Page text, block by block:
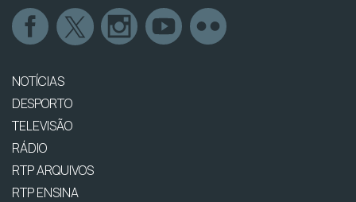
NOTÍCIAS
DESPORTO
TELEVISÃO
RÁDIO
RTP ARQUIVOS
RTP ENSINA